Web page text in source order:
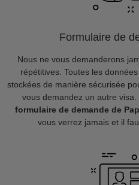
Formulaire de
Nous ne vous demanderons
répétitives. Toutes les
stockées de manière sécurisée
vous demandez un autre visa.
formulaire de demande de
vous verrez jamais et il